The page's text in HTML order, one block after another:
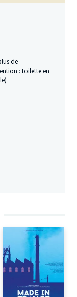
de
: toilette en